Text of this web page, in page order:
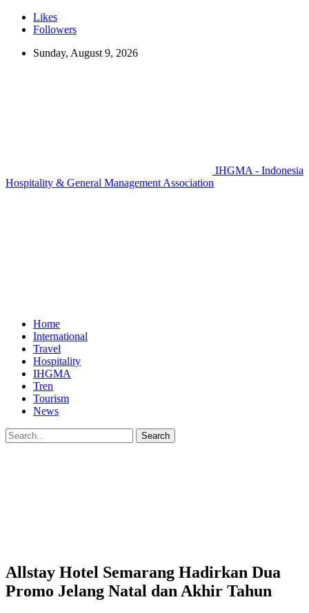
Likes
Followers
Sunday, August 9, 2026
IHGMA - Indonesia
Hospitality & General Management Association
Home
International
Travel
Hospitality
IHGMA
Tren
Tourism
News
Allstay Hotel Semarang Hadirkan Dua
Promo Jelang Natal dan Akhir Tahun